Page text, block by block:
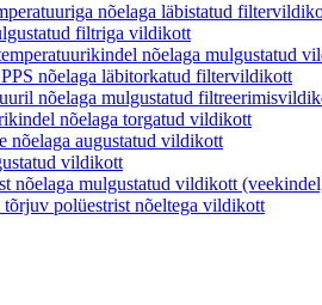
nõelaga läbistatud
filtriga vildikott
nõelaga mulgustatud
nõelaga läbitorkatud filtervildikott
nõelaga mulgustatud
nõelaga torgatud vildikott
nõelaga augustatud vildikott
vildikott
nõelaga mulgustatud vildikott
polüestrist nõeltega vildikott